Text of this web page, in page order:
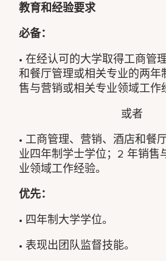
教育和经验要求
必备：
• 在经认可的大学取得工商管
和餐厅管理或相关专业的两年
售与营销或相关专业领域工作
或者
• 工商管理、营销、酒店和餐
业四年制学士学位；2 年销售
业领域工作经验。
优先：
• 四年制大学学位。
• 表现出团队监督技能。